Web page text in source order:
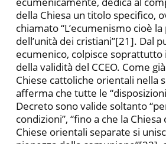
della Chiesa un titolo specifico,
chiamato “L’ecumenismo cioè
dell’unità dei cristiani”[21]. Dal
ecumenico, colpisce
della validità del CCEO. Come
Chiese cattoliche orientali nella
afferma che tutte le
Decreto sono valide soltanto
condizioni”, “fino a che la
Chiese orientali separate si